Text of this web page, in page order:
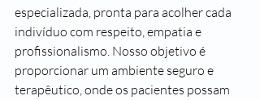
especializada, pronta para acolher cada
indivíduo com respeito, empatia e
profissionalismo. Nosso objetivo é
proporcionar um ambiente seguro e
terapêutico, onde os pacientes possam